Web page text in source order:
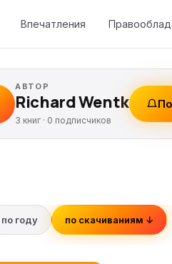
Впечатления
АВТОР
Richard Wentk
3 книг · 0 подписчиков
по году по скачиваниям ↓